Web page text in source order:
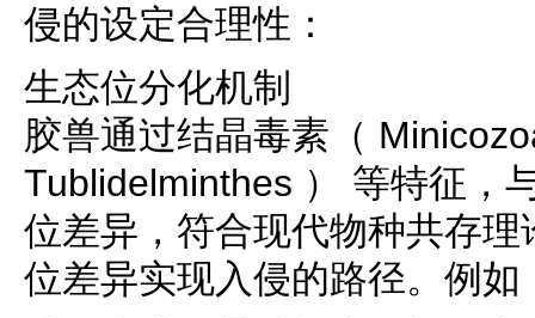
侵的设定合理性：
生态位分化机制
胶兽通过结晶毒素（
Tublidelminthes ） 等特征，
位差异，符合现代物种共存
位差异实现入侵的路径。例如